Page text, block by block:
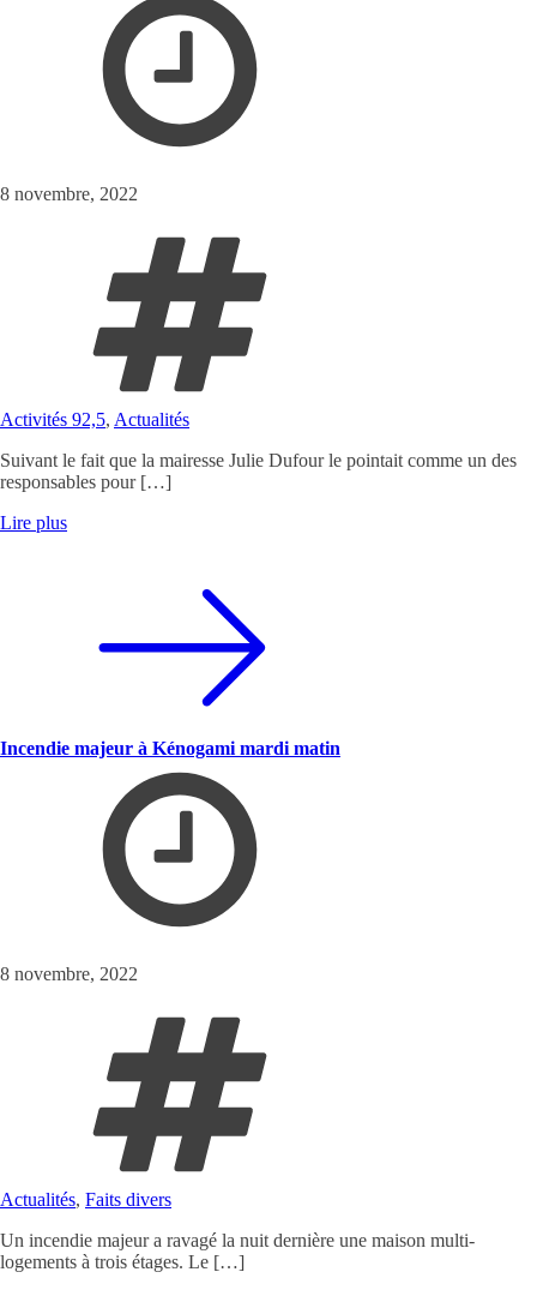
8 novembre, 2022
Activités 92,5, Actualités
Suivant le fait que la mairesse Julie Dufour le pointait comme un des
responsables pour […]
Lire plus
Incendie majeur à Kénogami mardi matin
8 novembre, 2022
Actualités, Faits divers
Un incendie majeur a ravagé la nuit dernière une maison multi-
logements à trois étages. Le […]